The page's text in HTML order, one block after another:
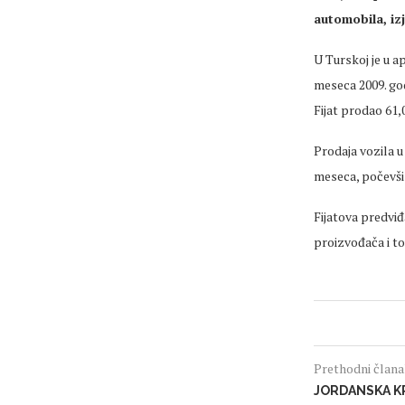
automobila,
U Turskoj je u
meseca 2009.
Fijat prodao
Prodaja vozila
meseca,
Fijatova
proizvođača i
Prethodni
JORDANSKA